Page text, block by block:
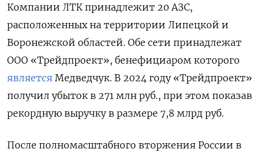
Компании ЛТК принадлежит 20 АЗС,
расположенных на территории Липецкой и
Воронежской областей. Обе сети принадлежат
ООО «Трейдпроект», бенефициаром которого
является Медведчук. В 2024 году «Трейдпроект»
получил убыток в 271 млн руб., при этом показав
рекордную выручку в размере 7,8 млрд руб.
После полномасштабного вторжения России в